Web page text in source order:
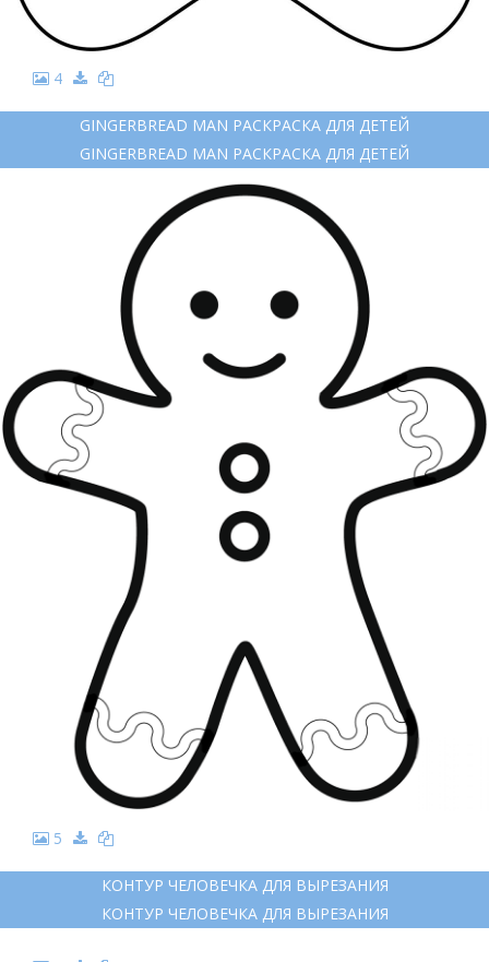
4
GINGERBREAD MAN РАСКРАСКА ДЛЯ ДЕТЕЙ
GINGERBREAD MAN РАСКРАСКА ДЛЯ ДЕТЕЙ
5
КОНТУР ЧЕЛОВЕЧКА ДЛЯ ВЫРЕЗАНИЯ
КОНТУР ЧЕЛОВЕЧКА ДЛЯ ВЫРЕЗАНИЯ